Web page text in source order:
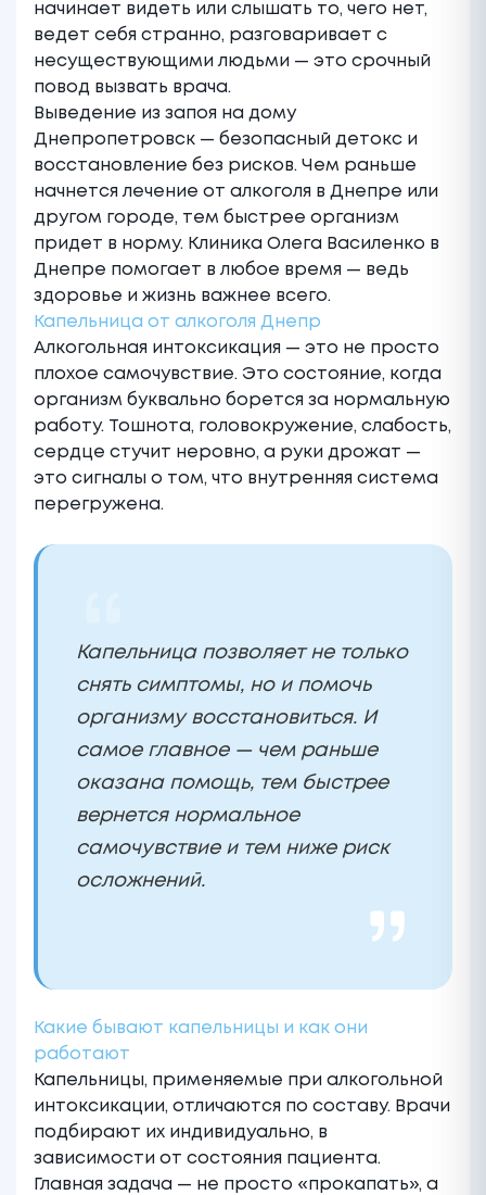
начинает видеть или слышать то, чего нет,
ведет себя странно, разговаривает с
несуществующими людьми — это срочный
повод вызвать врача.
Выведение из запоя на дому
Днепропетровск — безопасный детокс и
восстановление без рисков. Чем раньше
начнетсялечение от алкоголя в Днепре или
другом городе, тем быстрее организм
придет в норму. Клиника Олега Василенко в
Днепре помогает в любое время — ведь
здоровье и жизнь важнее всего.
Капельница от алкоголя Днепр
Алкогольная интоксикация — это не просто
плохое самочувствие. Это состояние, когда
организм буквально борется за нормальную
работу. Тошнота, головокружение, слабость,
сердце стучит неровно, а руки дрожат —
это сигналы о том, что внутренняя система
перегружена.
Капельница позволяет не только
снять симптомы, но и помочь
организму восстановиться. И
самое главное — чем раньше
оказана помощь, тем быстрее
вернется нормальное
самочувствие и тем ниже риск
осложнений.
Какие бывают капельницы и как они
работают
Капельницы, применяемые при алкогольной
интоксикации, отличаются по составу. Врачи
подбирают их индивидуально, в
зависимости от состояния пациента.
Главная задача — не просто «прокапать», а